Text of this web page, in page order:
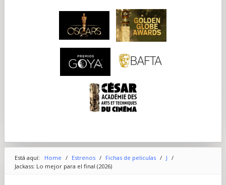
Está aquí: Home / Estrenos / Fichas de peliculas / J /
Jackass: Lo mejor para el final (2026)